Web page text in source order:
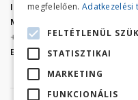
Iroda:06 (56) 421-857
Megrendelés, termék
+36 (70) 938-3356
E-mail:
megfelelően. Adatkezelési
FELTÉTLENÜL
STATISZTIKAI
MARKETING
FUNKCIONÁLIS